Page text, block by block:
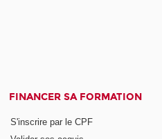
FINANCER SA FORMATION
S'inscrire par le CPF